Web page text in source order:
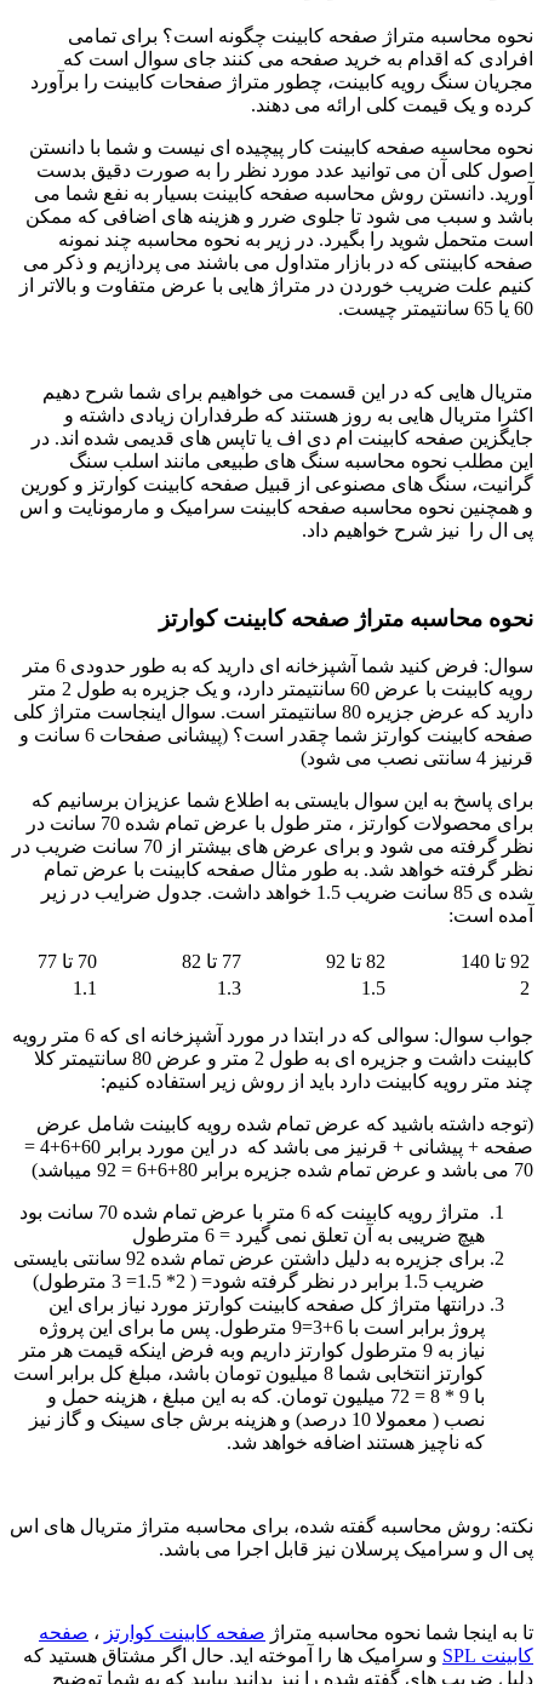
نحوه محاسبه متراژ صفحه کابینت چگونه است؟ برای تمامی
افرادی که اقدام به خرید صفحه می کنند جای سوال است که
مجریان سنگ رویه کابینت، چطور متراژ صفحات کابینت را برآورد
کرده و یک قیمت کلی ارائه می دهند.
نحوه محاسبه صفحه کابینت کار پیچیده ای نیست و شما با دانستن
اصول کلی آن می توانید عدد مورد نظر را به صورت دقیق بدست
آورید. دانستن روش محاسبه صفحه کابینت بسیار به نفع شما می
باشد و سبب می شود تا جلوی ضرر و هزینه های اضافی که ممکن
است متحمل شوید را بگیرد. در زیر به نحوه محاسبه چند نمونه
صفحه کابینتی که در بازار متداول می باشند می پردازیم و ذکر می
کنیم علت ضریب خوردن در متراژ هایی با عرض متفاوت و بالاتر از
60 یا 65 سانتیمتر چیست.
متریال هایی که در این قسمت می خواهیم برای شما شرح دهیم
اکثرا متریال هایی به روز هستند که طرفداران زیادی داشته و
جایگزین صفحه کابینت ام دی اف یا تاپس های قدیمی شده اند. در
این مطلب نحوه محاسبه سنگ های طبیعی مانند اسلب سنگ
گرانیت، سنگ های مصنوعی از قبیل صفحه کابینت کوارتز و کورین
و همچنین نحوه محاسبه صفحه کابینت سرامیک و مارمونایت و اس
پی ال را نیز شرح خواهیم داد.
نحوه محاسبه متراژ صفحه کابینت کوارتز
سوال: فرض کنید شما آشپزخانه ای دارید که به طور حدودی 6 متر
رویه کابینت با عرض 60 سانتیمتر دارد، و یک جزیره به طول 2 متر
دارید که عرض جزیره 80 سانتیمتر است. سوال اینجاست متراژ کلی
صفحه کابینت کوارتز شما چقدر است؟ (پیشانی صفحات 6 سانت و
قرنیز 4 سانتی نصب می شود)
برای پاسخ به این سوال بایستی به اطلاع شما عزیزان برسانیم که
برای محصولات کوارتز ، متر طول با عرض تمام شده 70 سانت در
نظر گرفته می شود و برای عرض های بیشتر از 70 سانت ضریب در
نظر گرفته خواهد شد. به طور مثال صفحه کابینت با عرض تمام
شده ی 85 سانت ضریب 1.5 خواهد داشت. جدول ضرایب در زیر
آمده است:
92 تا 140 82 تا 92 77 تا 82
70 تا 77
2
1.5
1.3
1.1
جواب سوال: سوالی که در ابتدا در مورد آشپزخانه ای که 6 متر رویه
کابینت داشت و جزیره ای به طول 2 متر و عرض 80 سانتیمتر کلا
چند متر رویه کابینت دارد باید از روش زیر استفاده کنیم:
(توجه داشته باشید که عرض تمام شده رویه کابینت شامل عرض
صفحه + پیشانی + قرنیز می باشد که در این مورد برابر 60+6+4 =
70 می باشد و عرض تمام شده جزیره برابر 80+6+6 = 92 میباشد)
متراژ رویه کابینت که 6 متر با عرض تمام شده 70 سانت بود
هیچ ضریبی به آن تعلق نمی گیرد = 6 مترطول
برای جزیره به دلیل داشتن عرض تمام شده 92 سانتی بایستی
ضریب 1.5 برابر در نظر گرفته شود= ( 2* 1.5= 3 مترطول)
درانتها متراژ کل صفحه کابینت کوارتز مورد نیاز برای این
پروژ برابر است با 6+3=9 مترطول. پس ما برای این پروژه
نیاز به 9 مترطول کوارتز داریم وبه فرض اینکه قیمت هر متر
کوارتز انتخابی شما 8 میلیون تومان باشد، مبلغ کل برابر است
با 9 * 8 = 72 میلیون تومان. که به این مبلغ ، هزینه حمل و
نصب ( معمولا 10 درصد) و هزینه برش جای سینک و گاز نیز
که ناچیز هستند اضافه خواهد شد.
نکته: روش محاسبه گفته شده، برای محاسبه متراژ متریال های اس
پی ال و سرامیک پرسلان نیز قابل اجرا می باشد.
تا به اینجا شما نحوه محاسبه متراژ صفحه کابینت کوارتز ، صفحه
کابینت SPL
و سرامیک ها را آموخته اید. حال اگر مشتاق هستید که
دلیل ضریب های گفته شده را نیز بدانید بیایید که به شما توضیح